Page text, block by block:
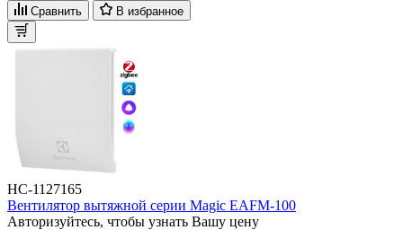
Сравнить В избранное
НС-1127165
Вентилятор вытяжной серии Magic EAFM-100
Авторизуйтесь, чтобы узнать Вашу цену